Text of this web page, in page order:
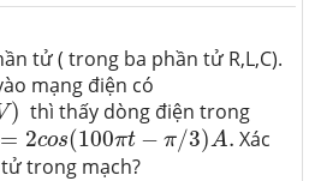
tử ( trong ba phần tử R,L,C).
mạng điện có
) thì thấy dòng điện trong
= 2cos(100πt − π/3)A.
2 cos(100πt−π/3)A.
Xác
trong mạch?